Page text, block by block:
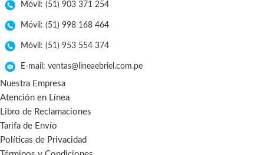
Móvil: (51) 903 371 254
Móvil: (51) 998 168 464
Móvil: (51) 953 554 374
E-mail: ventas@lineaebriel.com.pe
Nuestra Empresa
Atención en Línea
Libro de Reclamaciones
Tarifa de Envío
Políticas de Privacidad